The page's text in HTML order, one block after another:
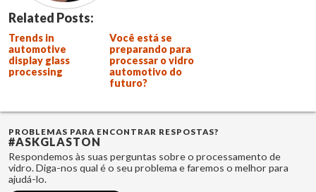
Related Posts:
Trends in
automotive
display glass
processing
Você está se
preparando para
processar o vidro
automotivo do
futuro?
PROBLEMAS PARA ENCONTRAR RESPOSTAS?
#ASKGLASTON
Respondemos às suas perguntas sobre o processamento de
vidro. Diga-nos qual é o seu problema e faremos o melhor para
ajudá-lo.